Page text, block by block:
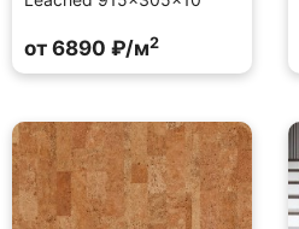
от 6890 ₽/м2